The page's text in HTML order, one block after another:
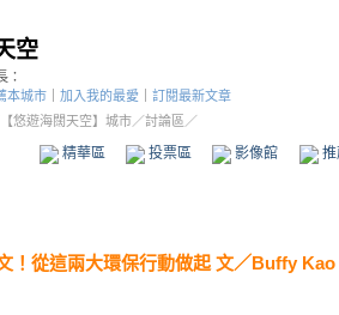
空
：
本城市 加入我的最愛
訂閱最新文章
【悠遊海闊天空】城市／討論區／
精華區 投票區 影像館
！從這兩大環保行動做起 文／Buffy Kao